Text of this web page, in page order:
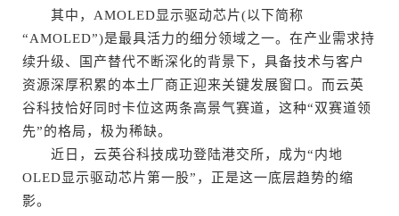
其中，AMOLED显示驱动芯片(以下简称
“AMOLED”)是最具活力的细分领域之一。在产业需求持
续升级、国产替代不断深化的背景下，具备技术与客户
资源深厚积累的本土厂商正迎来关键发展窗口。而云英
谷科技恰好同时卡位这两条高景气赛道，这种“双赛道领
先”的格局，极为稀缺。
近日，云英谷科技成功登陆港交所，成为“内地
OLED显示驱动芯片第一股”，正是这一底层趋势的缩
影。